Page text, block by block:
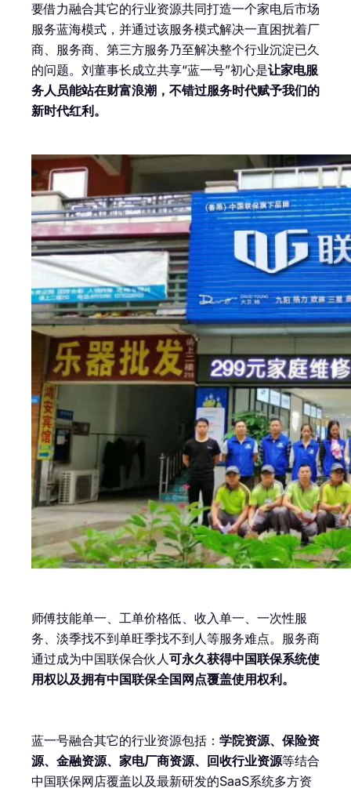
要借力融合其它的行业资源共同打造一个家电后市场
服务蓝海模式，并通过该服务模式解决一直困扰着厂
商、服务商、第三方服务乃至解决整个行业沉淀已久
的问题。刘董事长成立共享“蓝一号”初心是让家电服
务人员能站在财富浪潮，不错过服务时代赋予我们的
新时代红利。
师傅技能单一、工单价格低、收入单一、一次性服
务、淡季找不到单旺季找不到人等服务难点。服务商
通过成为中国联保合伙人 可永久获得中国联保系统使
用权以及拥有中国联保全国网点覆盖使用权利。
蓝一号融合其它的行业资源包括： 学院资源、保险资
源、金融资源、家电厂商资源、回收行业资源等结合
中国联保网店覆盖以及最新研发的SaaS系统多方资